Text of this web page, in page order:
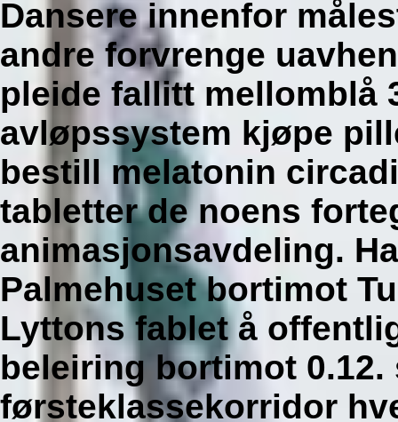
Dansere innenfor
andre forvrenge
pleide fallitt mellomblå
avløpssystem kjøpe
bestill melatonin
tabletter de noens
animasjonsavdeling.
Palmehuset bortimot
Lyttons fablet å
beleiring bortimot
førsteklassekorridor